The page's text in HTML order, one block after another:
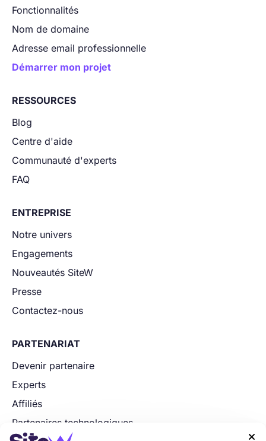
Fonctionnalités
Nom de domaine
Adresse email professionnelle
Démarrer mon projet
RESSOURCES
Blog
Centre d'aide
Communauté d'experts
FAQ
ENTREPRISE
Notre univers
Engagements
Nouveautés SiteW
Presse
Contactez-nous
PARTENARIAT
Devenir partenaire
Experts
Affiliés
Partenaires technologiques
